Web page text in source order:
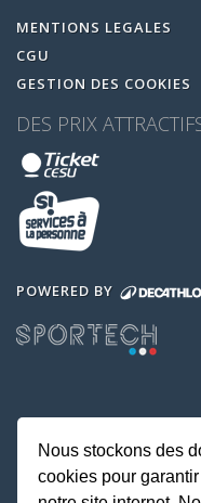
MENTIONS LEGALES
CGU
GESTION DES COOKIES
DES PRIX
POWERED BY
Nous stockons des
cookies pour